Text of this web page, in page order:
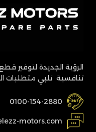
الرؤية الجديدة لتوفير
تنافسية تلبي متطلبات
0100-154-2880
motors.com